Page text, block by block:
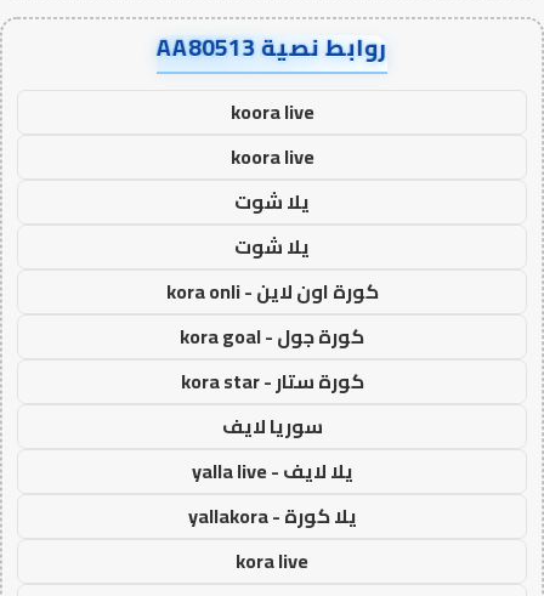
روابط نصية AA80513
koora live
koora live
يلا شوت
يلا شوت
كورة اون لاين - kora onli
كورة جول - kora goal
كورة ستار - kora star
سوريا لايف
يلا لايف - yalla live
يلا كورة - yallakora
kora live